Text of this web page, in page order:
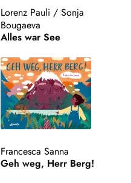
Lorenz Pauli /Sonja
Bougaeva
Alles war See
Francesca Sanna
Geh weg, Herr Berg!